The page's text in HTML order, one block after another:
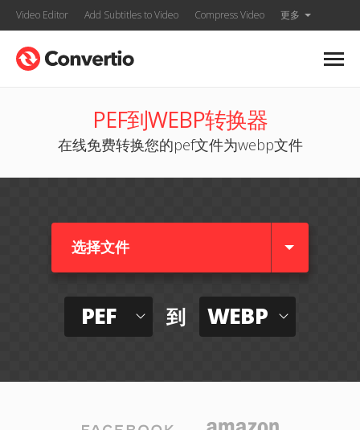
Video Editor Add Subtitles to Video Compress Video 更多
PEF到WEBP转换器
在线免费转换您的pef文件为webp文件
选择文件
PEF 到 WEBP